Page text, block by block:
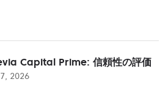
Capital Prime: 信頼性の評価
2026